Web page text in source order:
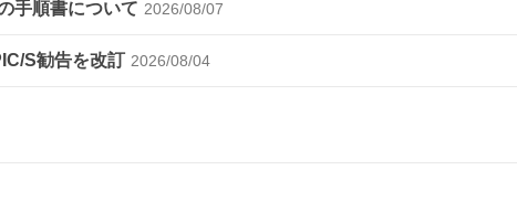
手順書について 2026/08/07
S勧告を改訂 2026/08/04